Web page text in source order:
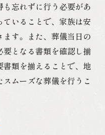
忘れずに行う必要があ
ていることで、家族は安
す。また、葬儀当日の
となる書類を確認し揃
類を揃えることで、地
ムーズな葬儀を行うこ